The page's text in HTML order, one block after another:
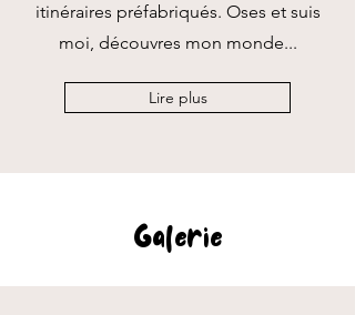
itinéraires préfabriqués. Oses et suis
moi, découvres mon monde...
Lire plus
Galerie